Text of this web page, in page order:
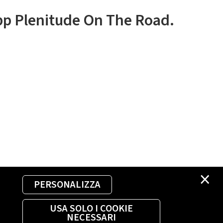
×
PERSONALIZZA
USA SOLO I COOKIE
NECESSARI
Plenitude On The Road.